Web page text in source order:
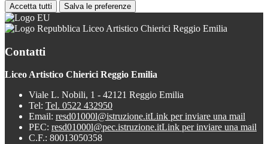
Accetta tutti Salva le preferenze
Liceo Artistico Chierici Reggio Emilia
Contatti
Liceo Artistico Chierici Reggio Emilia
Viale L. Nobili, 1 - 42121 Reggio Emilia
Tel: Tel. 0522 432950
Email: resd01000l@istruzione.itLink per inviare una mail
PEC: resd01000l@pec.istruzione.itLink per inviare una mail
C.F.: 80013050358